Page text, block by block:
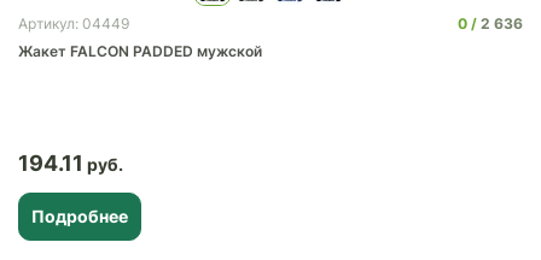
Артикул: 04449 0
2 636
Жакет FALCON PADDED мужской
194.11
Подробнее